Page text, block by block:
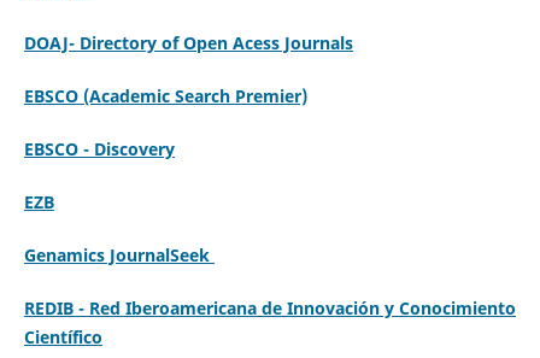
DOAJ- Directory of Open Acess Journals
EBSCO (Academic Search Premier)
EBSCO - Discovery
EZB
Genamics JournalSeek
REDIB - Red Iberoamericana de Innovación y Conocimiento
Científico